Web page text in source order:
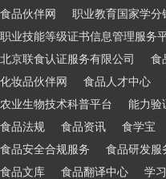
食品伙伴网
职业教育国家学分
职业技能等级证书信息管理服务
北京联食认证服务有限公司
食
化妆品伙伴网
食品人才中心
农业生物技术科普平台
能力验
食品法规
食品资讯 食学宝
食品安全合规服务
食品研发服
食品文库
食品翻译中心 学